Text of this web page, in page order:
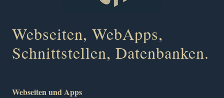
Webseiten, WebApps,
Schnittstellen, Datenbanken.
Webseiten und Apps